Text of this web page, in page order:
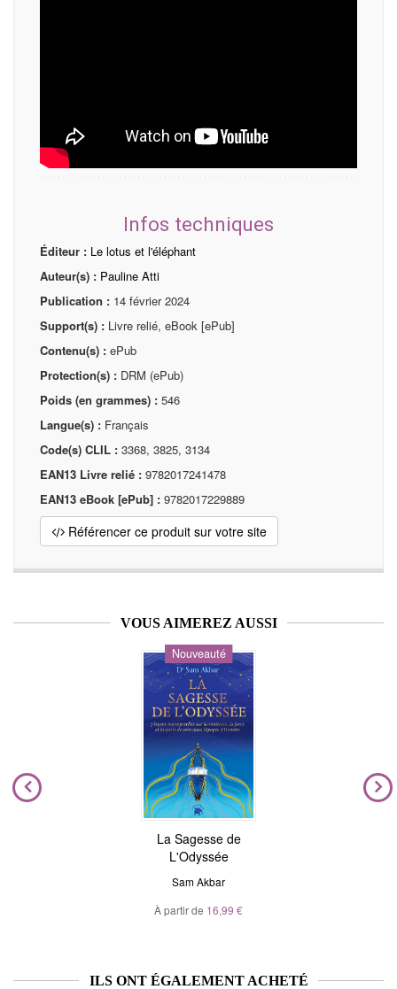
Infos techniques
Éditeur : Le lotus et l'éléphant
Auteur(s) : Pauline Atti
Publication : 14 février 2024
Support(s) : Livre relié, eBook [ePub]
Contenu(s) : ePub
Protection(s) : DRM (ePub)
Poids (en grammes) : 546
Langue(s) : Français
Code(s) CLIL : 3368, 3825, 3134
EAN13 Livre relié : 9782017241478
EAN13 eBook [ePub] : 9782017229889
Référencer ce produit sur votre site
VOUS AIMEREZ AUSSI
Nouveauté
La Sagesse de
L'Odyssée
Sam Akbar
À partir de 16,99 €
ILS ONT ÉGALEMENT ACHETÉ